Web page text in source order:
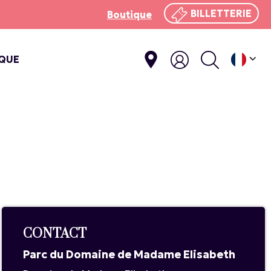
Boutique BILLETTERIE
CONTACT
Parc du Domaine de Madame Elisabeth